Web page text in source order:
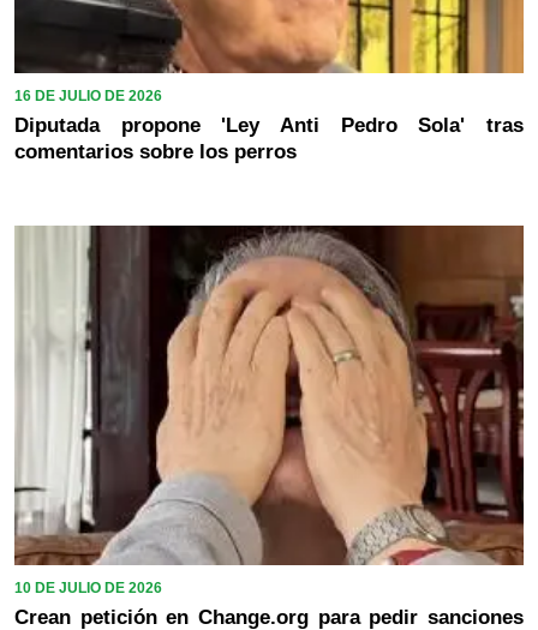
16 DE JULIO DE 2026
Diputada propone 'Ley Anti Pedro Sola' tras
comentarios sobre los perros
10 DE JULIO DE 2026
Crean petición en Change.org para pedir sanciones